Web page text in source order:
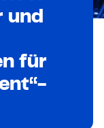
und
für